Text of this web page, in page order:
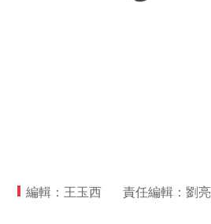
編輯：王玉西 責任編輯：劉亮